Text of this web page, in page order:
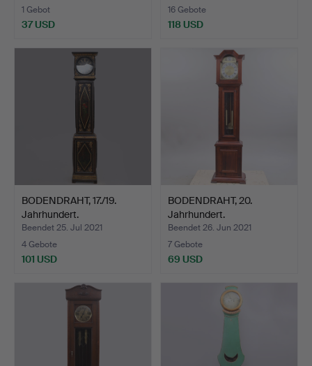
1 Gebot
37 USD
16 Gebote
118 USD
BODENDRAHT, 17./19.
Jahrhundert.
Beendet 25. Jul 2021
4 Gebote
101 USD
BODENDRAHT, 20.
Jahrhundert.
Beendet 26. Jun 2021
7 Gebote
69 USD